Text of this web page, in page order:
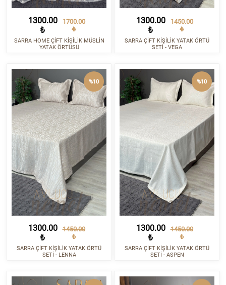
1300.00
₺
1700.00
₺
SARRA HOME ÇİFT KİŞİLİK MÜSLİN
YATAK ÖRTÜSÜ
1300.00
₺
1450.00
₺
SARRA ÇİFT KİŞİLİK YATAK ÖRTÜ
SETİ - VEGA
1300.00
₺
1450.00
₺
SARRA ÇİFT KİŞİLİK YATAK ÖRTÜ
SETİ - LENNA
%10
1300.00
₺
1450.00
₺
SARRA ÇİFT KİŞİLİK YATAK ÖRTÜ
SETİ - ASPEN
%10